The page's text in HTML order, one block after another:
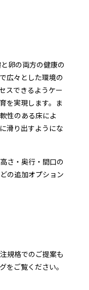
卵の両方の健康の
広々とした環境の
スできるようケー
を実現します。ま
性のある床によ
滑り出すようにな
さ・奥行・間口の
の追加オプション
規格でのご提案も
をご覧ください。